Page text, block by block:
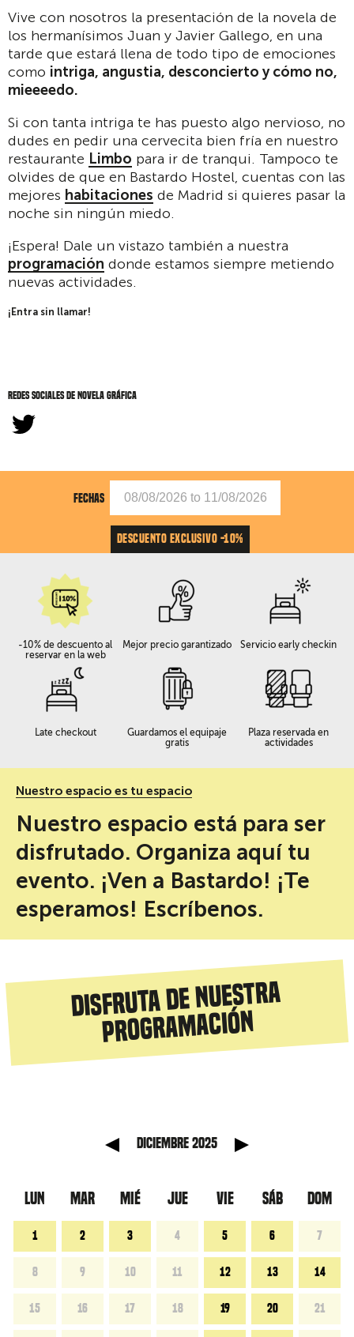
Vive con nosotros la presentación de la novela de
los hermanísimos Juan y Javier Gallego, en una
tarde que estará llena de todo tipo de emociones
como intriga, angustia, desconcierto y cómo no,
mieeeedo.
Si con tanta intriga te has puesto algo nervioso, no
dudes en pedir una cervecita bien fría en nuestro
restaurante Limbo para ir de tranqui. Tampoco te
olvides de que en Bastardo Hostel, cuentas con las
mejores habitaciones de Madrid si quieres pasar la
noche sin ningún miedo.
¡Espera! Dale un vistazo también a nuestra
programación donde estamos siempre metiendo
nuevas actividades.
¡Entra sin llamar!
Redes sociales de Novela gráfica
FECHAS
DESCUENTO EXCLUSIVO -10%
-10% de descuento al
reservar en la web
Mejor precio garantizado Servicio early checkin
Late checkout
Guardamos el equipaje
gratis
Plaza reservada en
actividades
Nuestro espacio es tu espacio
Nuestro espacio está para ser
disfrutado. Organiza aquí tu
evento. ¡Ven a Bastardo! ¡Te
esperamos! Escríbenos.
Disfruta de nuestra
programación
diciembre 2025
LUN MAR MIÉ JUE VIE SÁB DOM
1 2 3 4 5 6 7
8 9 10 11 12 13 14
15 16 17 18 19 20 21